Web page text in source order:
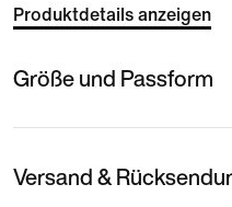
Produktdetails anzeigen
Größe und Passform
Versand &